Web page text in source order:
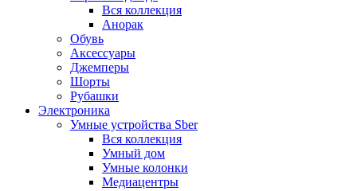
Вся коллекция
Анорак
Обувь
Аксессуары
Джемперы
Шорты
Рубашки
Электроника
Умные устройства Sber
Вся коллекция
Умный дом
Умные колонки
Медиацентры